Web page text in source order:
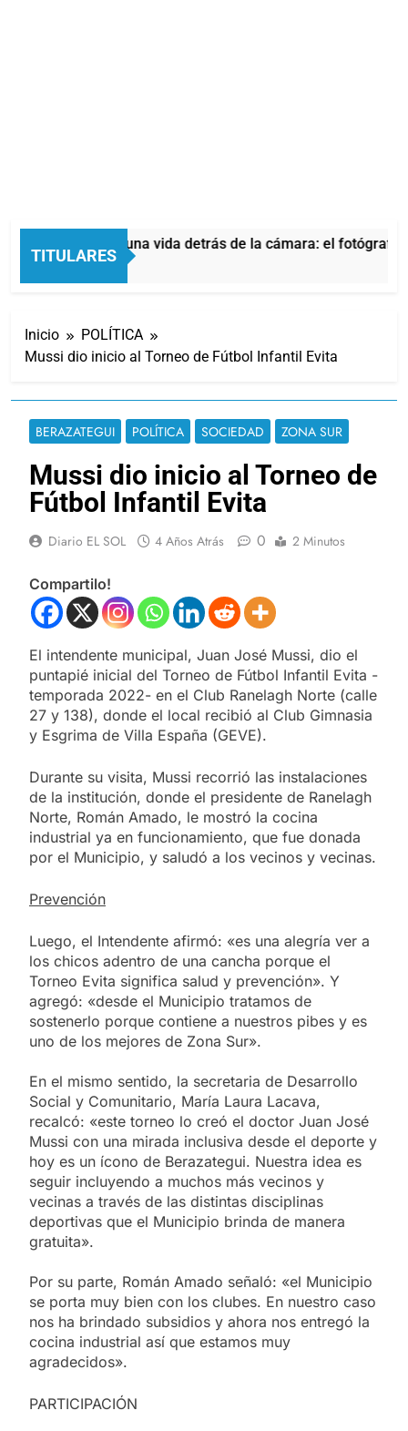
TITULARES
Aldo Sessa, una vida detrás de la cámara: el fotógrafo
18 Minutos Atrás
Inicio
POLÍTICA
Mussi dio inicio al Torneo de Fútbol Infantil Evita
BERAZATEGUI POLÍTICA SOCIEDAD ZONA SUR
Mussi dio inicio al Torneo de
Fútbol Infantil Evita
Diario EL SOL 4 Años Atrás 0 2 Minutos
Compartilo!
El intendente municipal, Juan José Mussi, dio el
puntapié inicial del Torneo de Fútbol Infantil Evita -
temporada 2022- en el Club Ranelagh Norte (calle
27 y 138), donde el local recibió al Club Gimnasia
y Esgrima de Villa España (GEVE).
Durante su visita, Mussi recorrió las instalaciones
de la institución, donde el presidente de Ranelagh
Norte, Román Amado, le mostró la cocina
industrial ya en funcionamiento, que fue donada
por el Municipio, y saludó a los vecinos y vecinas.
Prevención
Luego, el Intendente afirmó: «es una alegría ver a
los chicos adentro de una cancha porque el
Torneo Evita significa salud y prevención». Y
agregó: «desde el Municipio tratamos de
sostenerlo porque contiene a nuestros pibes y es
uno de los mejores de Zona Sur».
En el mismo sentido, la secretaria de Desarrollo
Social y Comunitario, María Laura Lacava,
recalcó: «este torneo lo creó el doctor Juan José
Mussi con una mirada inclusiva desde el deporte y
hoy es un ícono de Berazategui. Nuestra idea es
seguir incluyendo a muchos más vecinos y
vecinas a través de las distintas disciplinas
deportivas que el Municipio brinda de manera
gratuita».
Por su parte, Román Amado señaló: «el Municipio
se porta muy bien con los clubes. En nuestro caso
nos ha brindado subsidios y ahora nos entregó la
cocina industrial así que estamos muy
agradecidos».
PARTICIPACIÓN